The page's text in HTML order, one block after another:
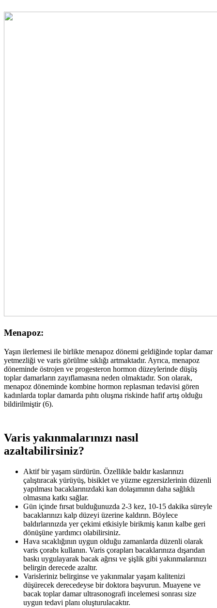
Menapoz:
Yaşın ilerlemesi ile birlikte menapoz dönemi geldiğinde toplar damar
yetmezliği ve varis görülme sıklığı artmaktadır. Ayrıca, menapoz
döneminde östrojen ve progesteron hormon düzeylerinde düşüş
toplar damarların zayıflamasına neden olmaktadır. Son olarak,
menapoz döneminde kombine hormon replasman tedavisi gören
kadınlarda toplar damarda pıhtı oluşma riskinde hafif artış olduğu
bildirilmiştir (6).
Varis yakınmalarınızı nasıl
azaltabilirsiniz?
Aktif bir yaşam sürdürün. Özellikle baldır kaslarınızı
çalıştıracak yürüyüş, bisiklet ve yüzme egzersizlerinin düzenli
yapılması bacaklarınızdaki kan dolaşımının daha sağlıklı
olmasına katkı sağlar.
Gün içinde fırsat bulduğunuzda 2-3 kez, 10-15 dakika süreyle
bacaklarınızı kalp düzeyi üzerine kaldırın. Böylece
baldırlarınızda yer çekimi etkisiyle birikmiş kanın kalbe geri
dönüşüne yardımcı olabilirsiniz.
Hava sıcaklığının uygun olduğu zamanlarda düzenli olarak
varis çorabı kullanın. Varis çorapları bacaklarınıza dışarıdan
baskı uygulayarak bacak ağrısı ve şişlik gibi yakınmalarınızı
belirgin derecede azaltır.
Varisleriniz belirginse ve yakınmalar yaşam kalitenizi
düşürecek derecedeyse bir doktora başvurun. Muayene ve
bacak toplar damar ultrasonografi incelemesi sonrası size
uygun tedavi planı oluşturulacaktır.